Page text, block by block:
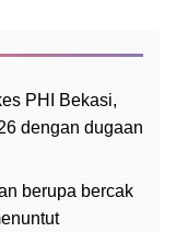
PHI Bekasi,
dengan dugaan
berupa bercak